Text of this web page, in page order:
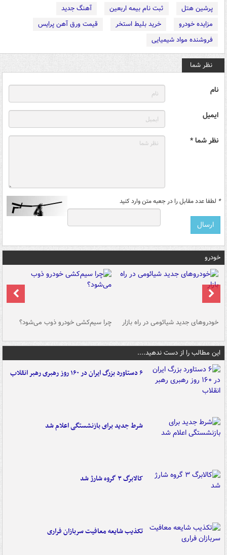
پرشین هتل
ثبت نام بیمه اربعین
آهنگ جدید
مزایده خودرو
خرید بلیط استخر
قیمت ورق آهن پرایس
فروشنده مواد شیمیایی
نظر شما
نام
ایمیل
نظر شما *
* لطفا عدد مقابل را در جعبه متن وارد کنید
خودرو
خودروهای جدید شیائومی در راه بازار چرا سیم‌کشی خودرو ذوب می‌شود؟
این مطالب را از دست ندهید....
۶ دستاورد بزرگ ایران در ۱۶۰ روز رهبری رهبر انقلاب
شرط جدید برای بازنشستگی اعلام شد
کالابرگ ۳ گروه شارژ شد
تکذیب شایعه معافیت سربازان فراری